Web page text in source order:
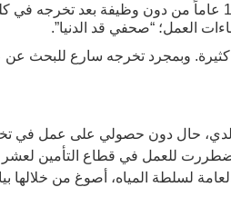
لم يتوقع ناجح الشمالي أن تمر عليه 14 عاماً من دون
العمل؛ “صحفي قد الدنيا”.
وبمجرد تخرجه سارع للبحث عن
لدي، حال دون حصولي على عمل في
لسلطة المياه، أصوغ من